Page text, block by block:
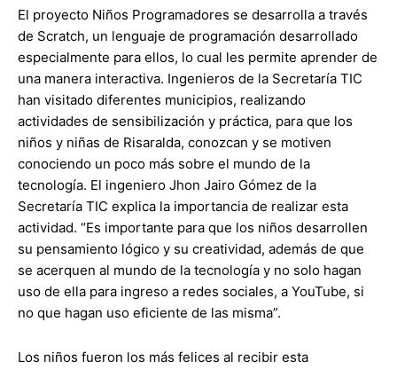
El proyecto Niños Programadores se desarrolla a través
de Scratch, un lenguaje de programación desarrollado
especialmente para ellos, lo cual les permite aprender de
una manera interactiva. Ingenieros de la Secretaría TIC
han visitado diferentes municipios, realizando
actividades de sensibilización y práctica, para que los
niños y niñas de Risaralda, conozcan y se motiven
conociendo un poco más sobre el mundo de la
tecnología. El ingeniero Jhon Jairo Gómez de la
Secretaría TIC explica la importancia de realizar esta
actividad. “Es importante para que los niños desarrollen
su pensamiento lógico y su creatividad, además de que
se acerquen al mundo de la tecnología y no solo hagan
uso de ella para ingreso a redes sociales, a YouTube, si
no que hagan uso eficiente de las misma”.
Los niños fueron los más felices al recibir esta